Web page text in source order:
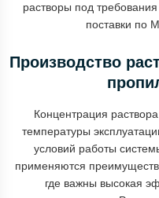
растворы под
поставки по
Производство
Концентрация
температуры
условий работы
применяются
где важны высокая